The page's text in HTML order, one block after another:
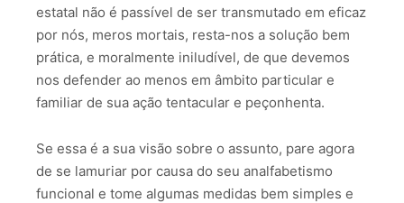
estatal não é passível de ser transmutado em eficaz
por nós, meros mortais, resta-nos a solução bem
prática, e moralmente iniludível, de que devemos
nos defender ao menos em âmbito particular e
familiar de sua ação tentacular e peçonhenta.
Se essa é a sua visão sobre o assunto, pare agora
de se lamuriar por causa do seu analfabetismo
funcional e tome algumas medidas bem simples e